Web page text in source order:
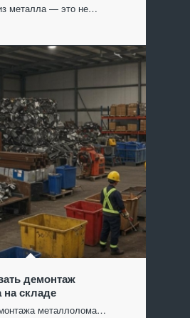
металла — это не…
демонтаж
складе
металлолома…